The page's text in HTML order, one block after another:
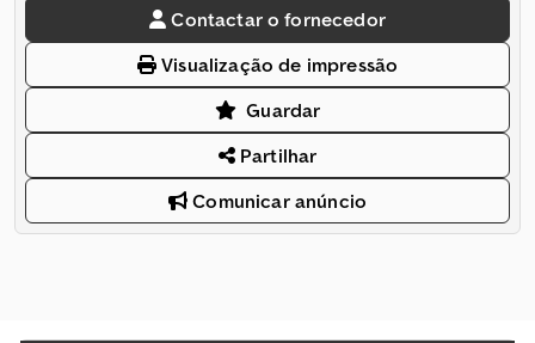
Contactar o fornecedor
Visualização de impressão
Guardar
Partilhar
Comunicar anúncio